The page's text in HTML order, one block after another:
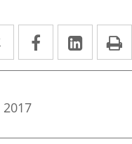
Twitter
Enlace
a
aplicación
externa.
Facebook
Enlace
a
externa.
Enlace
a
2017